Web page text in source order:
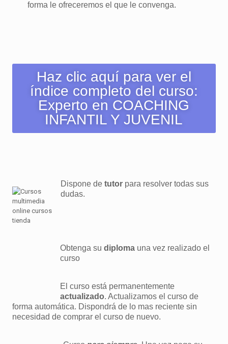
forma le ofreceremos el que le convenga.
Haz clic aquí para ver el
índice completo del curso:
Experto en COACHING
INFANTIL Y JUVENIL
Dispone detutor para resolver todas sus
dudas.
Obtenga sudiploma una vez realizado el
curso
El curso está permanentemente
actualizado. Actualizamos el curso de
forma automática. Dispondrá de lo mas reciente sin
necesidad de comprar el curso de nuevo.